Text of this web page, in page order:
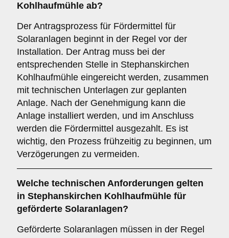
Kohlhaufmühle ab?
Der Antragsprozess für Fördermittel für
Solaranlagen beginnt in der Regel vor der
Installation. Der Antrag muss bei der
entsprechenden Stelle in Stephanskirchen
Kohlhaufmühle eingereicht werden, zusammen
mit technischen Unterlagen zur geplanten
Anlage. Nach der Genehmigung kann die
Anlage installiert werden, und im Anschluss
werden die Fördermittel ausgezahlt. Es ist
wichtig, den Prozess frühzeitig zu beginnen, um
Verzögerungen zu vermeiden.
Welche technischen Anforderungen gelten
in Stephanskirchen Kohlhaufmühle für
geförderte Solaranlagen?
Geförderte Solaranlagen müssen in der Regel